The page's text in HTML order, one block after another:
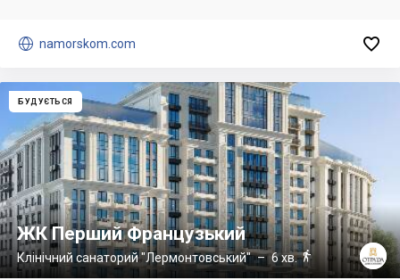
 namorskom.com 
БУДУЄТЬСЯ
ЖК Перший Французький
Клінічний санаторий "Лермонтовський"– 6 хв.